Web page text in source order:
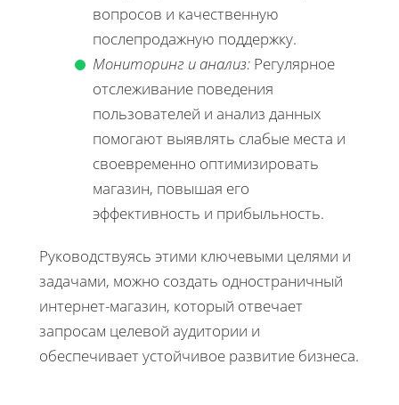
вопросов и качественную
послепродажную поддержку.
Мониторинг и анализ: Регулярное
отслеживание поведения
пользователей и анализ данных
помогают выявлять слабые места и
своевременно оптимизировать
магазин, повышая его
эффективность и прибыльность.
Руководствуясь этими ключевыми целями и
задачами, можно создать одностраничный
интернет-магазин, который отвечает
запросам целевой аудитории и
обеспечивает устойчивое развитие бизнеса.